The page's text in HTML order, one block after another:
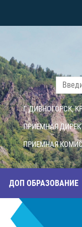
Г. ДИВНОГОРСК,
ПРИЕМНАЯ
ПРИЕМНАЯ
ДОП ОБРАЗОВАНИЕ